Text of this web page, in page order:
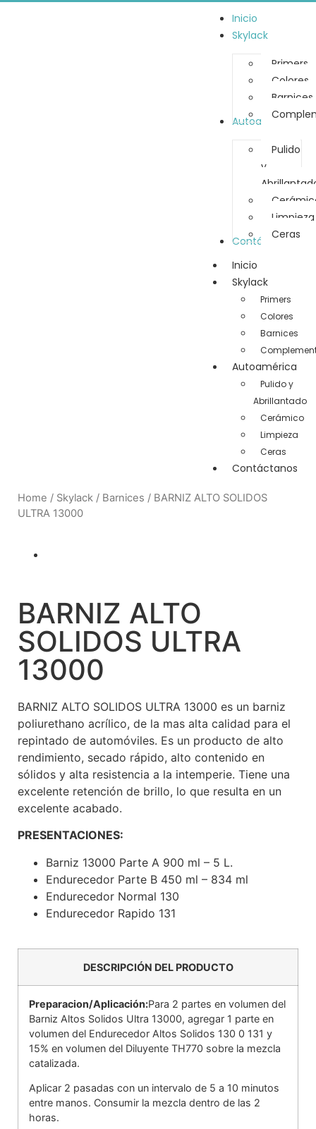
Inicio
Skylack
Primers
Colores
Barnices
Autoamérica
Pulido
y
Limpieza
Ceras
Contáctanos
Inicio
Skylack
Primers
Colores
Barnices
Autoamérica
Pulido y
Abrillantado
Cerámico
Limpieza
Ceras
Contáctanos
Home / Skylack / Barnices / BARNIZ ALTO SOLIDOS
ULTRA 13000
BARNIZ ALTO
SOLIDOS ULTRA
13000
BARNIZ ALTO SOLIDOS ULTRA 13000 es un barniz
poliurethano acrílico, de la mas alta calidad para el
repintado de automóviles. Es un producto de alto
rendimiento, secado rápido, alto contenido en
sólidos y alta resistencia a la intemperie. Tiene una
excelente retención de brillo, lo que resulta en un
excelente acabado.
PRESENTACIONES:
Barniz 13000 Parte A 900 ml – 5 L.
Endurecedor Parte B 450 ml – 834 ml
Endurecedor Normal 130
Endurecedor Rapido 131
DESCRIPCIÓN DEL PRODUCTO
Preparacion/Aplicación:Para 2 partes en volumen del
Barniz Altos Solidos Ultra 13000, agregar 1 parte en
volumen del Endurecedor Altos Solidos 130 0 131 y
15% en volumen del Diluyente TH770 sobre la mezcla
catalizada.
Aplicar 2 pasadas con un intervalo de 5 a 10 minutos
entre manos. Consumir la mezcla dentro de las 2
horas.